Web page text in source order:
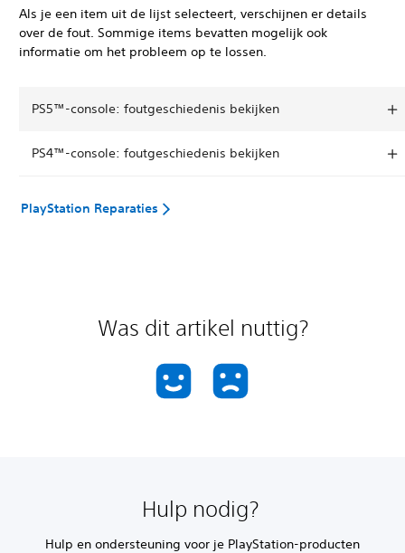
Als je een item uit de lijst selecteert, verschijnen er details
over de fout. Sommige items bevatten mogelijk ook
informatie om het probleem op te lossen.
PS5™-console: foutgeschiedenis bekijken
PS4™-console: foutgeschiedenis bekijken
PlayStation Reparaties
Was dit artikel nuttig?
Hulp nodig?
Hulp en ondersteuning voor je PlayStation-producten